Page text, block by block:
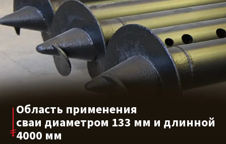
Область применения
сваи диаметром 133 мм и длинной
4000 мм